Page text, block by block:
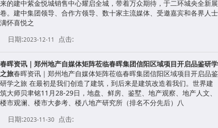
来的建中紫金悦城销售中心耀启全城，带着万众期待，于二环城央全新展
卷。建中集团领导、合作方领导、数十家主流媒体、受邀嘉宾和各界人士
满怀喜悦之
日期:2023-12-11 点击:
春晖资讯｜郑州地产自媒体矩阵莅临春晖集团信阳区域项目开启品鉴研学
之旅春晖资讯｜郑州地产自媒体矩阵莅临春晖集团信阳区域项目开启品鉴
研学之旅 在最初是我们创造了建筑，到后来是建筑改造着我们。世界建
筑大师贝聿铭11月28-29日，地盘、鲜房、鉴墅、地产观察、地产人文、
楼市观澜、楼市大参考、楼八地产研究所（排名不分先后）八
日期:2023-11-30 点击: